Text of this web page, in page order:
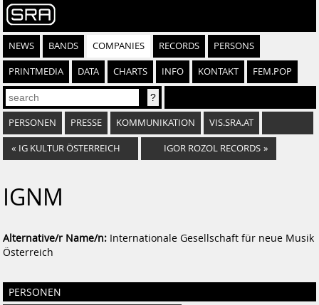
NEWS BANDS COMPANIES RECORDS PERSONS
PRINTMEDIA DATA CHARTS INFO KONTAKT FEM.POP
PERSONEN PRESSE KOMMUNIKATION VIS.SRA.AT
« IG KULTUR ÖSTERREICH IGOR ROZOL RECORDS »
IGNM
Alternative/r Name/n: Internationale Gesellschaft für neue Musik
Österreich
PERSONEN